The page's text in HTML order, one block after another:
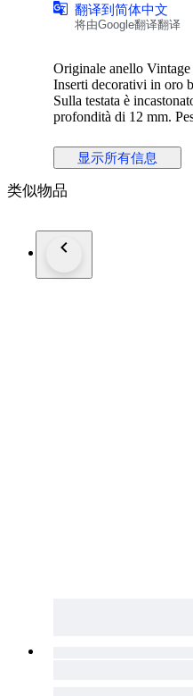
翻译到简体中文
将由Google翻译翻译
Originale anello
Inserti decorativi in oro
Sulla testata è
profondità di 12 mm.
Marchiato internamente
Bel esemplare in ottima
Italia
H. max. 2,9 cm.
Spess. max. 2,1 cm.
显示所有信息
类似物品